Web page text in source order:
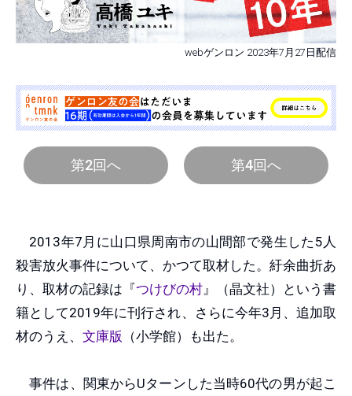
webゲンロン 2023年7月27日配信
第2回へ 第4回へ
2013年7月に山口県周南市の山間部で発生した5人
殺害放火事件について、かつて取材した。紆余曲折あ
り、取材の記録は『つけびの村 』（晶文社）という書
籍として2019年に刊行され、さらに今年3月、追加取
材のうえ、 文庫版 （小学館）も出た。
事件は、関東からUターンした当時60代の男が起こ